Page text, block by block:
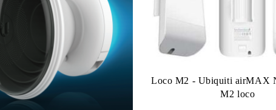
Loco M2 - Ubiquiti airMAX
M2 loco